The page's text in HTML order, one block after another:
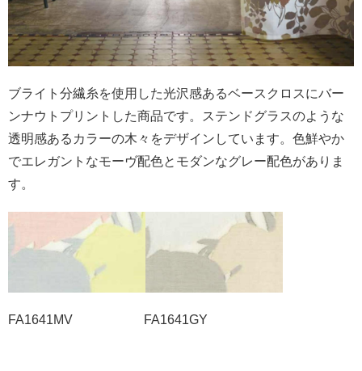
ブライト分繊糸を使用した光沢感あるベースクロスにバー
ンナウトプリントした商品です。ステンドグラスのような
透明感あるカラーの木々をデザインしています。色鮮やか
でエレガントなモーヴ配色とモダンなグレー配色がありま
す。
FA1641MV FA1641GY